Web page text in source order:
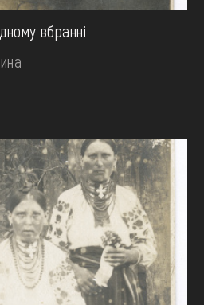
вбранні